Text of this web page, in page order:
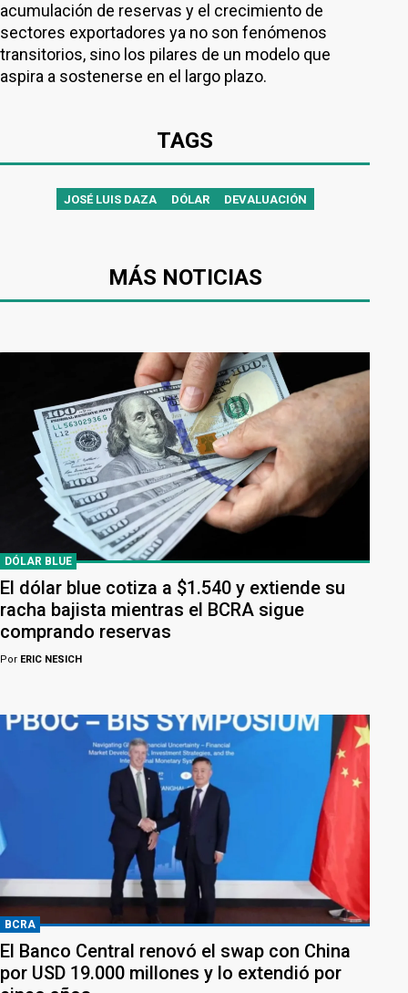
acumulación de reservas y el crecimiento de
sectores exportadores ya no son fenómenos
transitorios, sino los pilares de un modelo que
aspira a sostenerse en el largo plazo.
TAGS
JOSÉ LUIS DAZA DÓLAR DEVALUACIÓN
MÁS NOTICIAS
DÓLAR BLUE
El dólar blue cotiza a $1.540 y extiende su
racha bajista mientras el BCRA sigue
comprando reservas
Por ERIC NESICH
BCRA
El Banco Central renovó el swap con China
por USD 19.000 millones y lo extendió por